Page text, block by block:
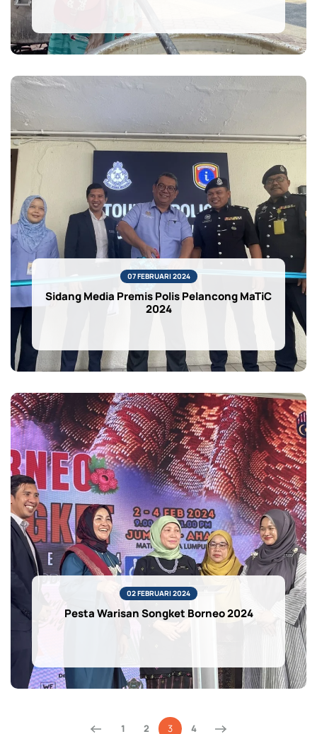
07 FEBRUARI 2024
Sidang Media Premis Polis Pelancong MaTiC
2024
02 FEBRUARI 2024
Pesta Warisan Songket Borneo 2024
1 2 3 4